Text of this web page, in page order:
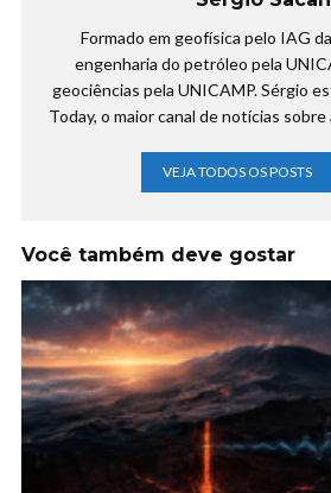
Formado em geofísica pelo IAG
engenharia do petróleo pela
geociências pela UNICAMP. Sérgio
Today, o maior canal de notícias
VEJA TODOS OS POSTS
Você também deve gostar